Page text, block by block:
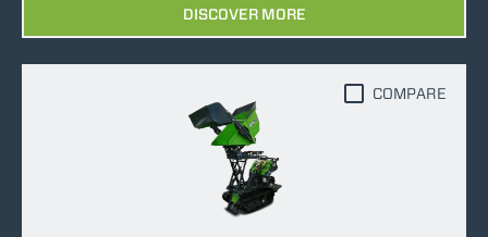
DISCOVER MORE
COMPARE